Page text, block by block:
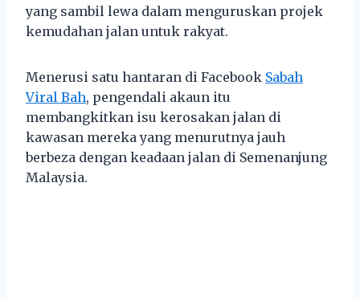
yang sambil lewa dalam menguruskan projek
kemudahan jalan untuk rakyat.
Menerusi satu hantaran di Facebook Sabah
Viral Bah, pengendali akaun itu
membangkitkan isu kerosakan jalan di
kawasan mereka yang menurutnya jauh
berbeza dengan keadaan jalan di Semenanjung
Malaysia.